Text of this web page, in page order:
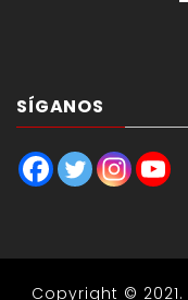
SÍGANOS
Copyright © 2021.